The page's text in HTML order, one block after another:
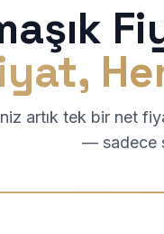
artık tek bir net
— sadece